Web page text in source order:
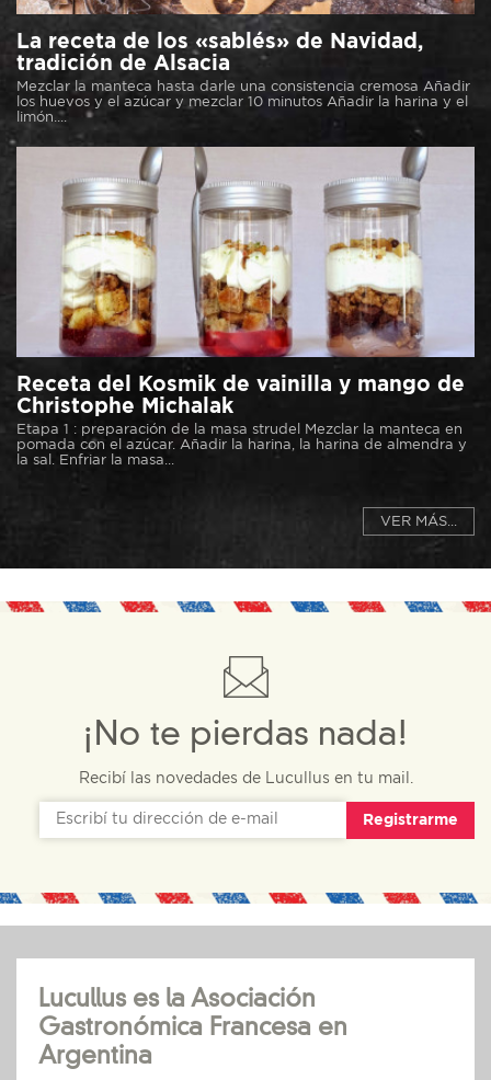
La receta de los «sablés» de Navidad,
tradición de Alsacia
Mezclar la manteca hasta darle una consistencia cremosa Añadir
los huevos y el azúcar y mezclar 10 minutos Añadir la harina y el
limón....
Receta del Kosmik de vainilla y mango de
Christophe Michalak
Etapa 1 : preparación de la masa strudel Mezclar la manteca en
pomada con el azúcar. Añadir la harina, la harina de almendra y
la sal. Enfriar la masa...
VER MÁS...
¡No te pierdas nada!
Recibí las novedades de Lucullus en tu mail.
Registrarme
Lucullus es la Asociación
Gastronómica Francesa en
Argentina